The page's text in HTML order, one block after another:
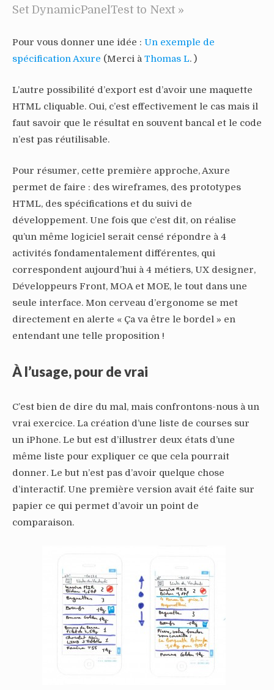
Set DynamicPanelTest to Next »
Pour vous donner une idée : Un exemple de
spécification Axure (Merci à Thomas L. )
L’autre possibilité d’export est d’avoir une maquette
HTML cliquable. Oui, c’est effectivement le cas mais il
faut savoir que le résultat en souvent bancal et le code
n’est pas réutilisable.
Pour résumer, cette première approche, Axure
permet de faire : des wireframes, des prototypes
HTML, des spécifications et du suivi de
développement. Une fois que c’est dit, on réalise
qu’un même logiciel serait censé répondre à 4
activités fondamentalement différentes, qui
correspondent aujourd’hui à 4 métiers, UX designer,
Développeurs Front, MOA et MOE, le tout dans une
seule interface. Mon cerveau d’ergonome se met
directement en alerte « Ça va être le bordel » en
entendant une telle proposition !
À l’usage, pour de vrai
C’est bien de dire du mal, mais confrontons-nous à un
vrai exercice. La création d’une liste de courses sur
un iPhone. Le but est d’illustrer deux états d’une
même liste pour expliquer ce que cela pourrait
donner. Le but n’est pas d’avoir quelque chose
d’interactif. Une première version avait été faite sur
papier ce qui permet d’avoir un point de
comparaison.